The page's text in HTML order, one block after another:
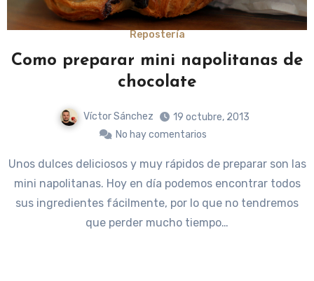
Repostería
Como preparar mini napolitanas de
chocolate
Víctor Sánchez
19 octubre, 2013
No hay comentarios
Unos dulces deliciosos y muy rápidos de preparar son las
mini napolitanas. Hoy en día podemos encontrar todos
sus ingredientes fácilmente, por lo que no tendremos
que perder mucho tiempo…